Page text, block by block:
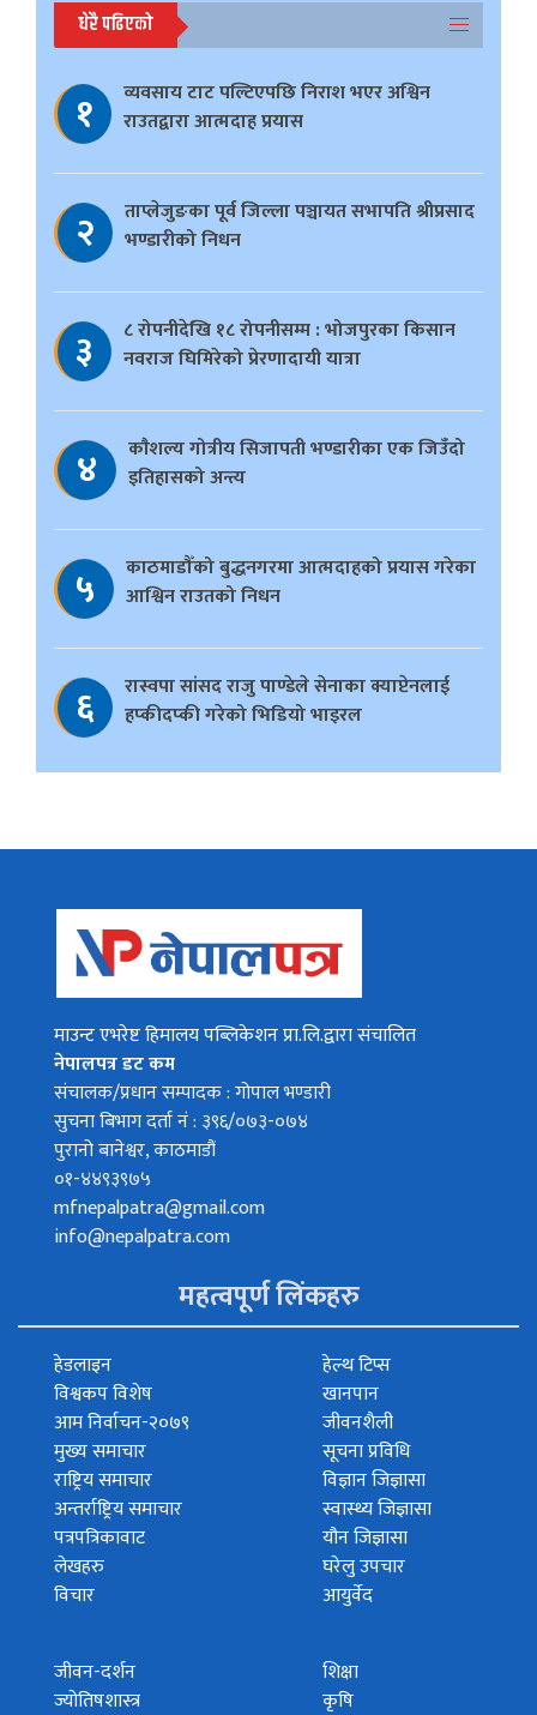
धेरै पढिएको
१
व्यवसाय टाट पल्टिएपछि निराश भएर अश्विन
राउतद्वारा आत्मदाह प्रयास
२
ताप्लेजुङका पूर्व जिल्ला पञ्चायत सभापति श्रीप्रसाद
भण्डारीको निधन
३
८ रोपनीदेखि १८ रोपनीसम्म : भोजपुरका किसान
नवराज घिमिरेको प्रेरणादायी यात्रा
४
काैशल्य गोत्रीय सिजापती भण्डारीका एक जिउँदो
इतिहासको अन्त्य
५
काठमाडौँको बुद्धनगरमा आत्मदाहको प्रयास गरेका
आश्विन राउतको निधन
६
रास्वपा सांसद राजु पाण्डेले सेनाका क्याप्टेनलाई
हप्कीदप्की गरेको भिडियो भाइरल
माउन्ट एभरेष्ट हिमालय पब्लिकेशन प्रा.लि.द्वारा संचालित
नेपालपत्र डट कम
संचालक/प्रधान सम्पादक : गोपाल भण्डारी
सुचना बिभाग दर्ता नं : ३९६/०७३-०७४
पुरानो बानेश्वर, काठमाडौं
०१-४४९३९७५
mfnepalpatra@gmail.com
info@nepalpatra.com
महत्वपूर्ण लिंकहरु
हेडलाइन
विश्वकप विशेष
आम निर्वाचन-२०७९
मुख्य समाचार
राष्ट्रिय समाचार
अन्तर्राष्ट्रिय समाचार
पत्रपत्रिकावाट
लेखहरु
विचार
हेल्थ टिप्स
खानपान
जीवनशैली
सूचना प्रविधि
विज्ञान जिज्ञासा
स्वास्थ्य जिज्ञासा
यौन जिज्ञासा
घरेलु उपचार
आयुर्वेद
जीवन-दर्शन
ज्योतिषशास्त्र
शिक्षा
कृषि